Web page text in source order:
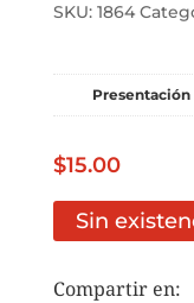
SKU: 1864
Presentación
$15.00
Sin
Compartir en: